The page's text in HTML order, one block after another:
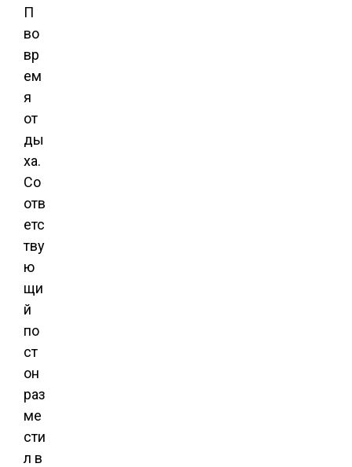
П
во
вр
ем
я
от
ды
ха.
Со
отв
етс
тву
ю
щи
й
по
ст
он
раз
ме
сти
л в